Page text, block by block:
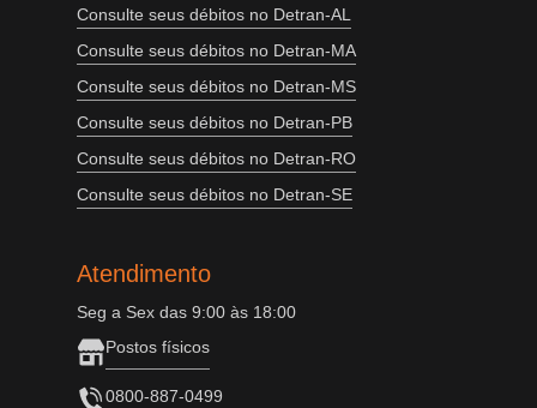
Consulte seus débitos no Detran-AL
Consulte seus débitos no Detran-MA
Consulte seus débitos no Detran-MS
Consulte seus débitos no Detran-PB
Consulte seus débitos no Detran-RO
Consulte seus débitos no Detran-SE
Atendimento
Seg a Sex das 9:00 às 18:00
Postos físicos
0800-887-0499